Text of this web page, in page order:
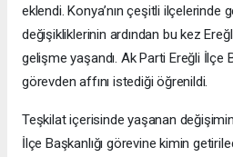
eklendi. Konya’nın çeşitli ilçelerinde
değişikliklerinin ardından bu kez
gelişme yaşandı. Ak Parti Ereğli İlçe
görevden affını istediği öğrenildi.
Teşkilat içerisinde yaşanan
İlçe Başkanlığı görevine kimin